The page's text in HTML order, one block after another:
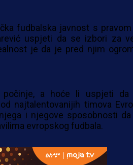
fudbalska javnost s
uspjeti da se izbori za
je da je pred njim
počinje, a hoće li uspjeti da
najtalentovanijih timova
i njegove sposobnosti
evropskog fudbala.